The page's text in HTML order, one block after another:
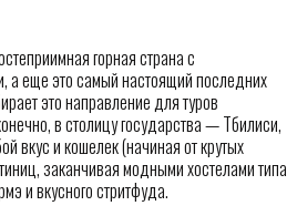
горная страна с
а еще это самый настоящий последних
это направление для туров
в столицу государства — Тбилиси,
вкус и кошелек (начиная от крутых
заканчивая модными хостелами типа
и вкусного стритфуда.